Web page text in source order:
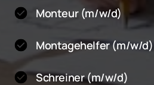
Monteur (m/w/d)
Montagehelfer (m/w/d)
Schreiner (m/w/d)